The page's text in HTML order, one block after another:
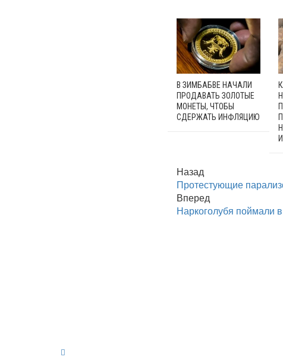
В ЗИМБАБВЕ НАЧАЛИ
ПРОДАВАТЬ ЗОЛОТЫЕ
МОНЕТЫ, ЧТОБЫ
СДЕРЖАТЬ ИНФЛЯЦИЮ
Назад
Протестующие
Вперед
Наркоголубя поймали